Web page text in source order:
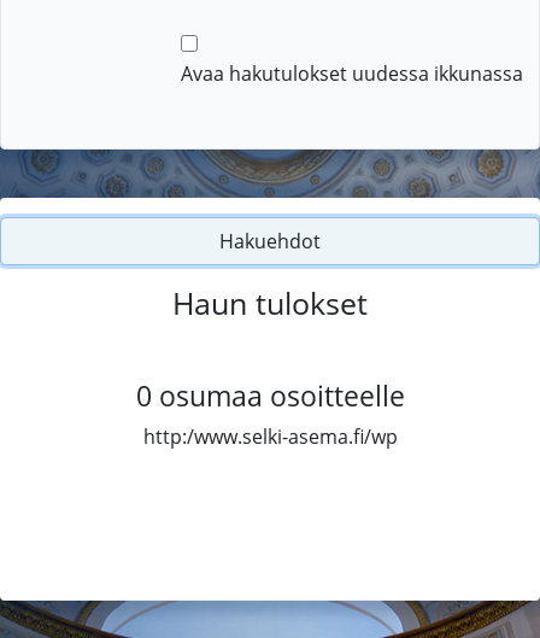
Avaa hakutulokset uudessa ikkunassa
Hakuehdot
Haun tulokset
0 osumaa osoitteelle
http:/www.selki-asema.fi/wp